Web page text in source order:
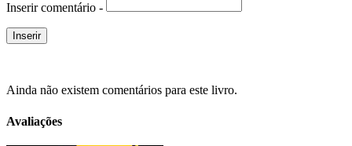
Inserir comentário -
Ainda não existem comentários para este livro.
Avaliações